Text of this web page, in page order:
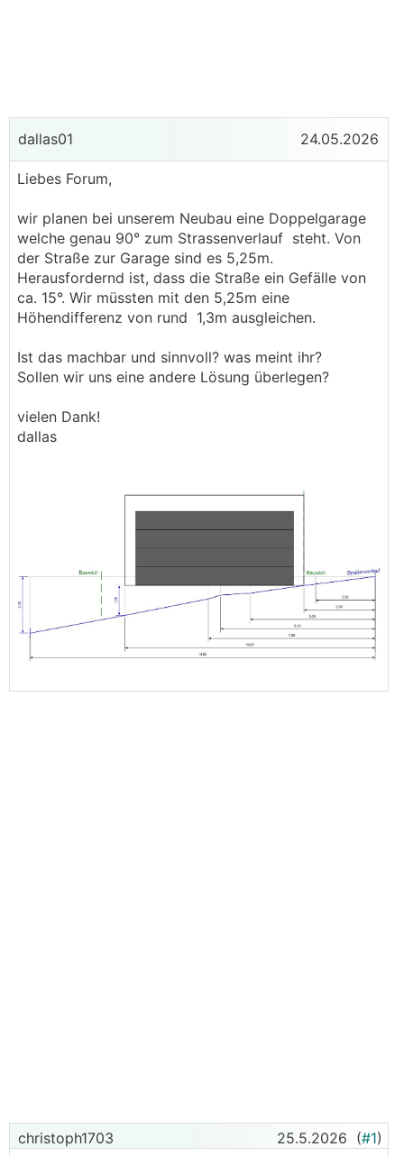
dallas01 24.05.2026
Liebes Forum,
wir planen bei unserem Neubau eine Doppelgarage
welche genau 90° zum Strassenverlauf steht. Von
der Straße zur Garage sind es 5,25m.
Herausfordernd ist, dass die Straße ein Gefälle von
ca. 15°. Wir müssten mit den 5,25m eine
Höhendifferenz von rund 1,3m ausgleichen.
Ist das machbar und sinnvoll? was meint ihr?
Sollen wir uns eine andere Lösung überlegen?
vielen Dank!
dallas
christoph1703 25.5.2026 (#1)